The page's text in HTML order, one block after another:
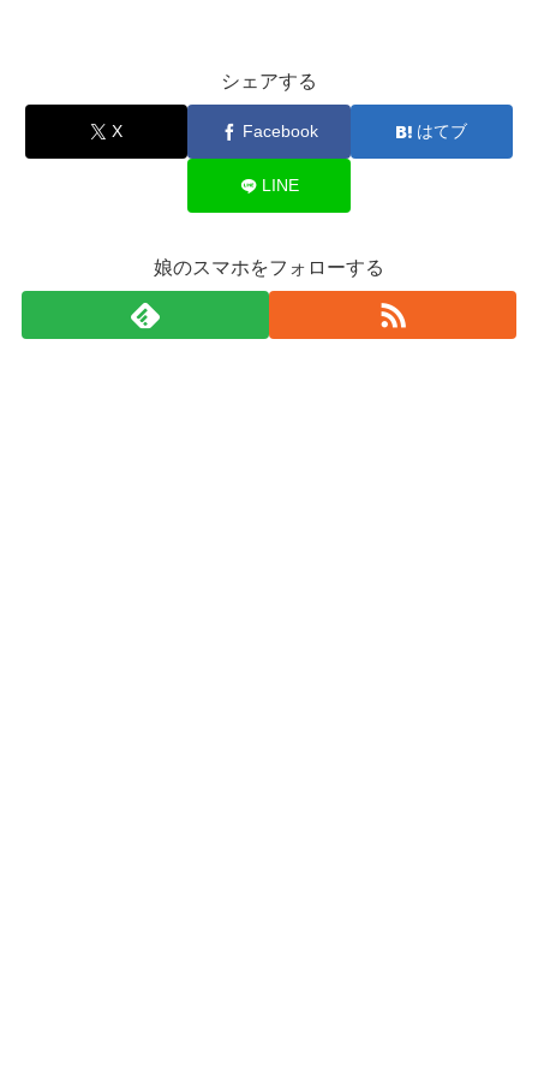
シェアする
X Facebook はてブ
LINE
娘のスマホをフォローする